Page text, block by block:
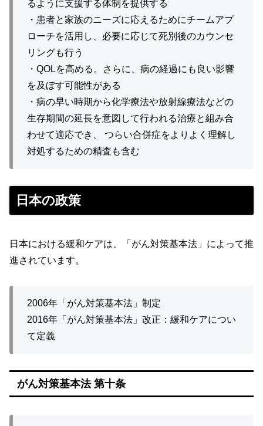
るように支援する体制を提供する
・患者と家族のニーズに応えるためにチームアプ
ローチを活用し、必要に応じて死別後のカウンセ
リングも行う
・QOLを高める。さらに、病の経過にも良い影響
を及ぼす可能性がある
・病の早い時期から化学療法や放射線療法などの
生存期間の延長を意図して行われる治療と組み合
わせて適応でき、 つらい合併症をよりよく理解し
対処するための精査も含む
日本の政策
日本における緩和ケアは、「がん対策基本法」によって推
進されています。
2006年「がん対策基本法」制定
2016年「がん対策基本法」改正：緩和ケアについ
て定義
がん対策基本法 第十条